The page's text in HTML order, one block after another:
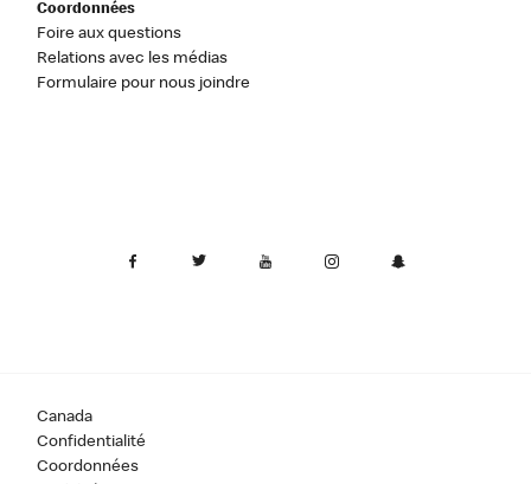
Coordonnées
Foire aux questions
Relations avec les médias
Formulaire pour nous joindre
Canada
Confidentialité
Coordonnées